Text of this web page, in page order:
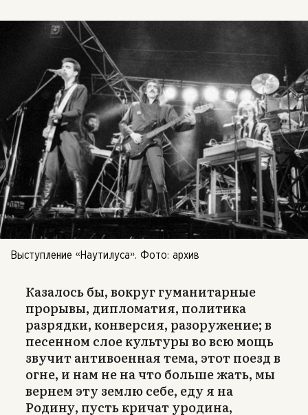
Выступление «Наутилуса». Фото: архив
Казалось бы, вокруг гуманитарные
прорывы, дипломатия, политика
разрядки, конверсия, разоружение; в
песенном слое культуры во всю мощь
звучит антивоенная тема, этот поезд в
огне, и нам не на что больше жать, мы
вернем эту землю себе, еду я на
Родину, пусть кричат уродина,